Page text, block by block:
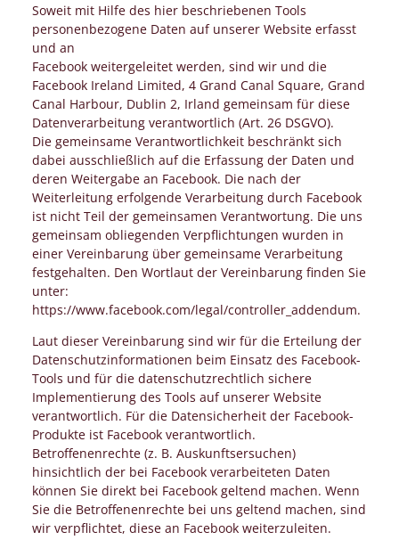
Soweit mit Hilfe des hier beschriebenen Tools
personenbezogene Daten auf unserer Website erfasst
und an
Facebook weitergeleitet werden, sind wir und die
Facebook Ireland Limited, 4 Grand Canal Square, Grand
Canal Harbour, Dublin 2, Irland gemeinsam für diese
Datenverarbeitung verantwortlich (Art. 26 DSGVO).
Die gemeinsame Verantwortlichkeit beschränkt sich
dabei ausschließlich auf die Erfassung der Daten und
deren Weitergabe an Facebook. Die nach der
Weiterleitung erfolgende Verarbeitung durch Facebook
ist nicht Teil der gemeinsamen Verantwortung. Die uns
gemeinsam obliegenden Verpflichtungen wurden in
einer Vereinbarung über gemeinsame Verarbeitung
festgehalten. Den Wortlaut der Vereinbarung finden Sie
unter:
https://www.facebook.com/legal/controller_addendum.
Laut dieser Vereinbarung sind wir für die Erteilung der
Datenschutzinformationen beim Einsatz des Facebook-
Tools und für die datenschutzrechtlich sichere
Implementierung des Tools auf unserer Website
verantwortlich. Für die Datensicherheit der Facebook-
Produkte ist Facebook verantwortlich.
Betroffenenrechte (z. B. Auskunftsersuchen)
hinsichtlich der bei Facebook verarbeiteten Daten
können Sie direkt bei Facebook geltend machen. Wenn
Sie die Betroffenenrechte bei uns geltend machen, sind
wir verpflichtet, diese an Facebook weiterzuleiten.